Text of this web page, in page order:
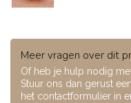
Meer vragen over dit
Of heb je hulp nodig
Stuur ons dan gerust
het contactformulier in